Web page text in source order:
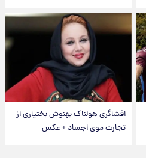
افشاگری هولناک بهنوش بختیاری از
تجارت موی اجساد + عکس